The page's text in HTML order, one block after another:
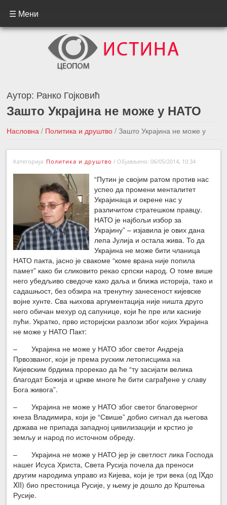
☰ Мени
Аутор: Ранко Гојковић
Зашто Украјина не може у НАТО
Насловна / Политика и друштво / Зашто Украјина не може у
НАТО
←Претходна вест
Следећа вест →
Категорија: Политика и друштво / Објављено: 06/05/2014, 10:34
“Путин је својим ратом против нас
успео да промени менталитет
Украјинаца и окрене нас у
различитом стратешком правцу.
НАТО је најбољи избор за
Украјину” – изјавила је ових дана
лепа Јулија и остала жива. То да
Украјина не може бити чланица
НАТО пакта, јасно је свакоме “коме врана није попила
памет” како би сликовито рекао српски народ. О томе више
него убедљиво сведоче како даља и ближа историја, тако и
садашњост, без обзира на тренутну занесеност кијевске
војне хунте. Сва њихова аргументација није ништа друго
него обичан мехур од сапунице, који ће пре или касније
пући. Укратко, прво историјски разлози због којих Украјина
не може у НАТО Пакт:
– Украјина не може у НАТО због светог Андреја
Првозваног, који је према руским летописцима на
Кијевским брдима прорекао да ће “ту засијати велика
благодат Божија и цркве многе ће бити саграђене у славу
Бога живога”.
– Украјина не може у НАТО због светог благоверног
кнеза Владимира, који је “Свише” добио сигнал да његова
држава не припада западној цивилизацији и крстио је
земљу и народ по источном обреду.
– Украјина не може у НАТО јер је светлост лика Господа
нашег Исуса Христа, Света Русија почела да преноси
другим народима управо из Кијева, који је три века (од IXдо
XII) био престоница Русије, у њему је дошло до Крштења
Русије.